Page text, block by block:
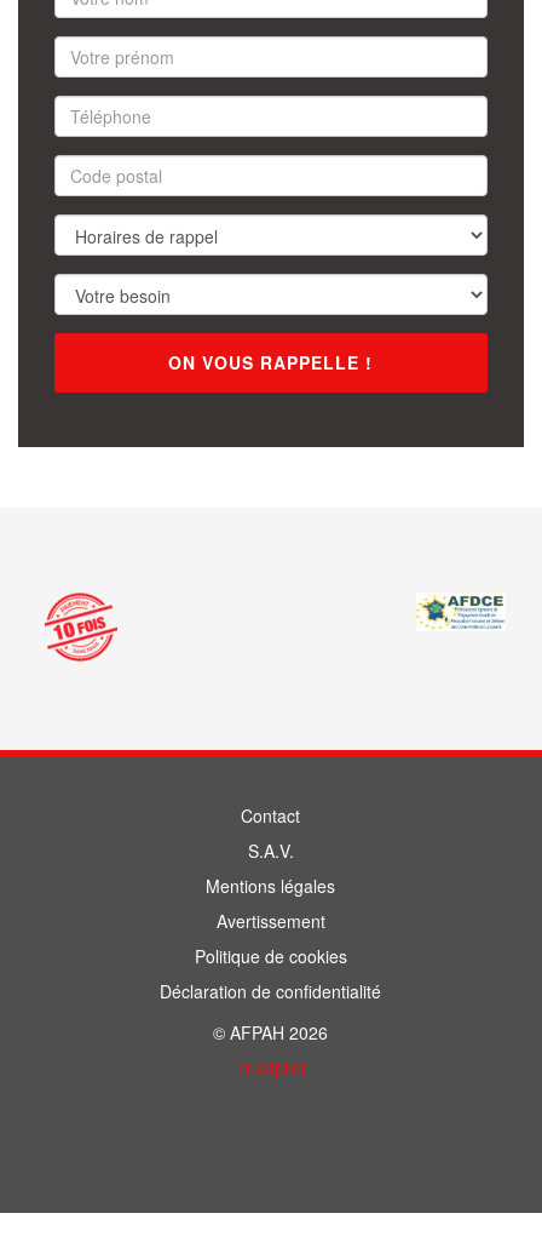
Contact
S.A.V.
Mentions légales
Avertissement
Politique de cookies
Déclaration de confidentialité
© AFPAH 2026
Trustpilot